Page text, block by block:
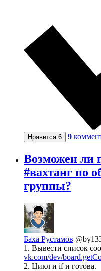
Нравится 6 9
Возможен ли
#вахтанг по
группы?
Баха Рустамов
1. Вывести список
vk.com/dev/
2. Цикл и if и готова.